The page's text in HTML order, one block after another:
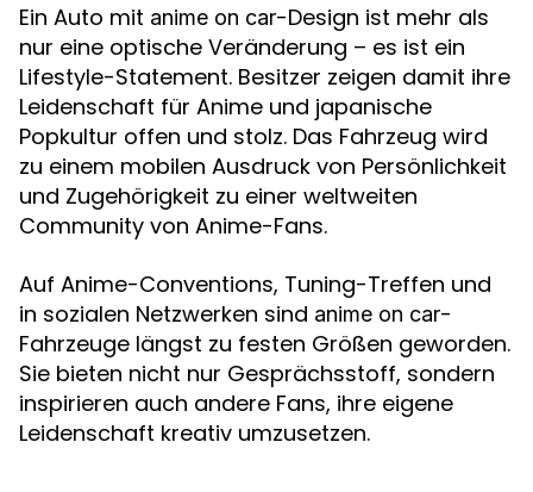
Ein Auto mit anime on car-Design ist mehr als
nur eine optische Veränderung – es ist ein
Lifestyle-Statement. Besitzer zeigen damit ihre
Leidenschaft für Anime und japanische
Popkultur offen und stolz. Das Fahrzeug wird
zu einem mobilen Ausdruck von Persönlichkeit
und Zugehörigkeit zu einer weltweiten
Community von Anime-Fans.
Auf Anime-Conventions, Tuning-Treffen und
in sozialen Netzwerken sind anime on car-
Fahrzeuge längst zu festen Größen geworden.
Sie bieten nicht nur Gesprächsstoff, sondern
inspirieren auch andere Fans, ihre eigene
Leidenschaft kreativ umzusetzen.